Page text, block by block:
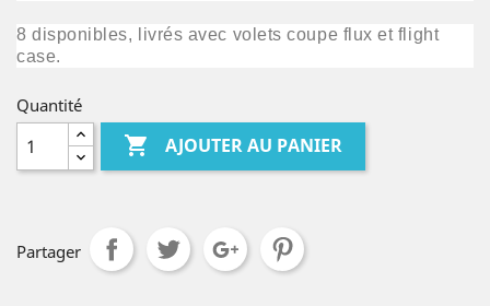
8 disponibles, livrés avec volets coupe flux et flight
case.
Quantité
 AJOUTER AU PANIER
Partager